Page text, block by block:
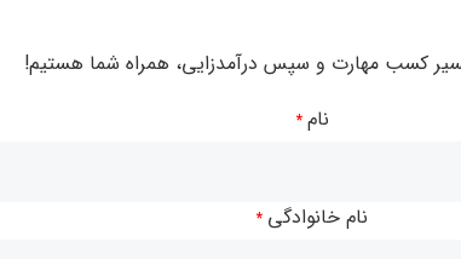
دارایی‌ها را فراهم می‌کند.
سرمایه کمتر، سود بیشتری را از تغییرات قیمت به
قیمت در بازارهای مالی
به دنیای معاملات پرسودبرخواهید داشت.
کسب مهارت و سپس درآمدزایی، همراه شما هستیم!
نام *
نام خانوادگی *